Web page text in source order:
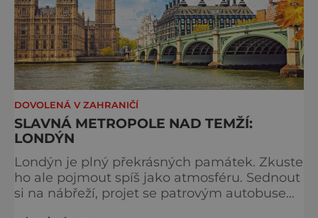
DOVOLENÁ V ZAHRANIČÍ
SLAVNÁ METROPOLE NAD TEMŽÍ:
LONDÝN
Londýn je plný překrásných památek. Zkuste
ho ale pojmout spíš jako atmosféru. Sednout
si na nábřeží, projet se patrovým autobusem